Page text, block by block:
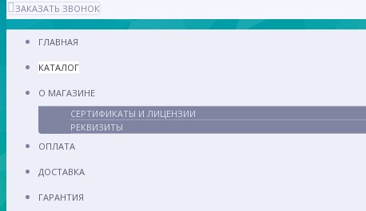
ЗАКАЗАТЬ ЗВОНОК
ГЛАВНАЯ
КАТАЛОГ
О МАГАЗИНЕ
СЕРТИФИКАТЫ И ЛИЦЕНЗИИ
РЕКВИЗИТЫ
ОПЛАТА
ДОСТАВКА
ГАРАНТИЯ